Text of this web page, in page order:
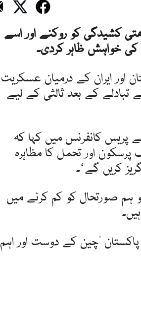
کشیدگی کو روکنے اور اسے
کی خواہش ظاہر کردی۔
اور ایران کے درمیان عسکریت
کے بعد ثالثی کے لیے
پریس کانفرنس میں کہا کہ
اور تحمل کا مظاہرہ
کریں گے‘۔
ہم صورتحال کو کم کرنے میں
پاکستان "چین کے دوست اور اہم